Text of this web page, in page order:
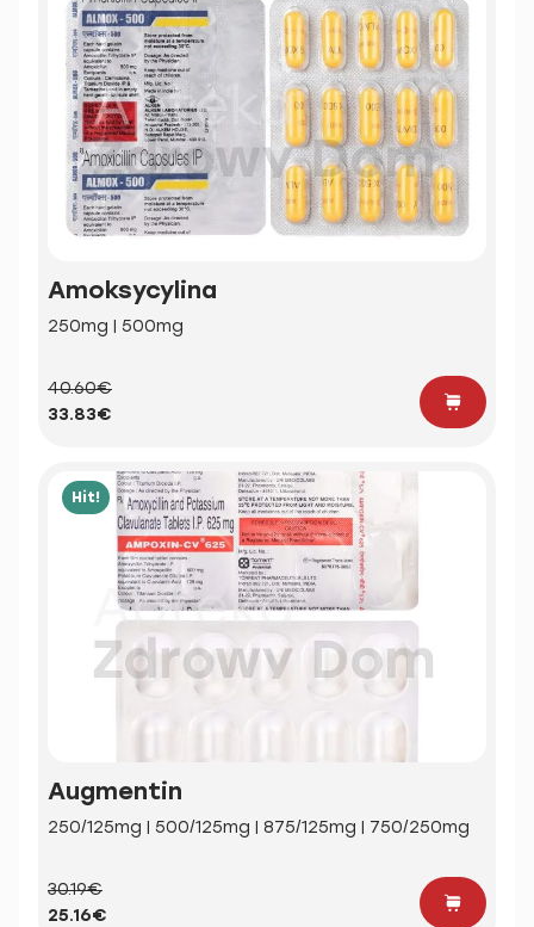
Amoksycylina
250mg | 500mg
40.60€
33.83€
Hit!
Augmentin
250/125mg | 500/125mg | 875/125mg | 750/250mg
30.19€
25.16€